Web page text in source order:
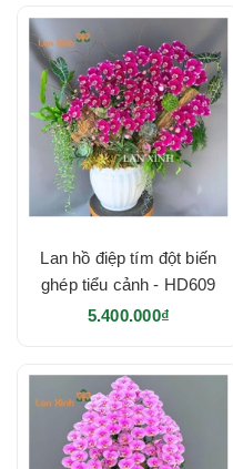
Lan hồ điệp tím đột biến
ghép tiểu cảnh - HD609
5.400.000₫